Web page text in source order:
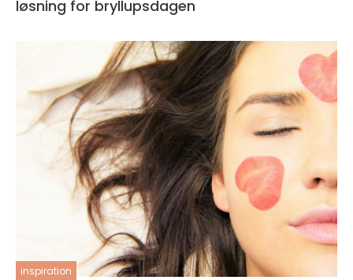
løsning for bryllupsdagen
inspiration